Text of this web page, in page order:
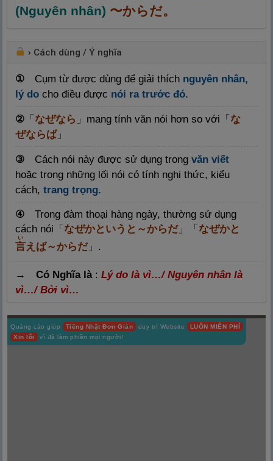
(Nguyên nhân) 〜からだ。
› Cách dùng / Ý nghĩa
① Cụm từ được dùng để giải thích nguyên nhân,
lý docho điều được nói ra trước đó.
②「 なぜなら 」 mang tính văn nói hơn so với 「 な
ぜならば」
③ Cách nói này được sử dụng trong văn viết
hoặc trong những lối nói có tính nghi thức, kiểu
cách, trang trọng.
④ Trong đàm thoại hàng ngày, thường sử dụng
cách nói 「 なぜかというと～からだ」「 なぜかと
言
い
えば～からだ」 .
→ Có Nghĩa là: Lý do là vì…/ Nguyên nhân là
vì…/ Bởi vì…
Quảng cáo giúp Tiếng Nhật Đơn Giản duy trì Website
LUÔN MIỄN PHÍ
Xin lỗi
vì đã làm phiền mọi người!